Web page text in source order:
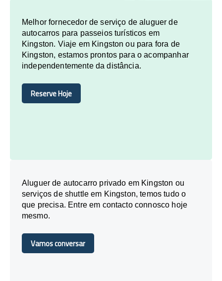
Melhor fornecedor de serviço de aluguer de
autocarros para passeios turísticos em
Kingston. Viaje em Kingston ou para fora de
Kingston, estamos prontos para o acompanhar
independentemente da distância.
Reserve Hoje
Reserve Hoje
Aluguer de autocarro privado em Kingston ou
serviços de shuttle em Kingston, temos tudo o
que precisa. Entre em contacto connosco hoje
mesmo.
Vamos conversar
Vamos conversar